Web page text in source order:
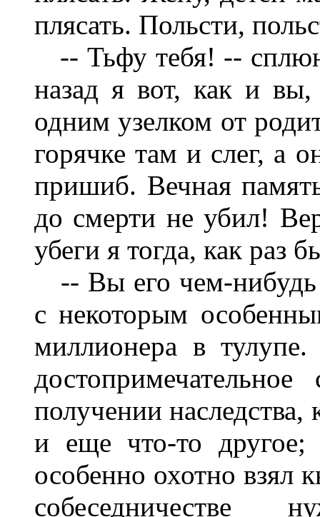
плясать. Польсти,
-- Тьфу тебя! --
назад я вот, как и
одним узелком от
горячке там и слег, а
пришиб. Вечная
до смерти не убил!
убеги я тогда, как раз
-- Вы его чем-нибудь
с некоторым
миллионера в
получении наследства,
и еще что-то
особенно охотно взял
собеседничестве